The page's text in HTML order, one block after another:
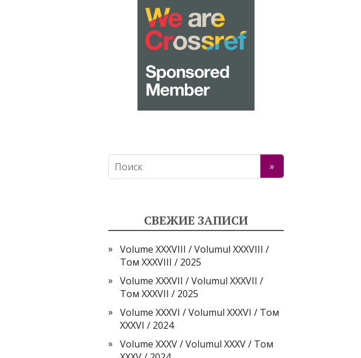
СВЕЖИЕ ЗАПИСИ
Volume XXXVIII / Volumul XXXVIII /
Том XXXVIII / 2025
Volume XXXVII / Volumul XXXVII /
Том XXXVII / 2025
Volume XXXVI / Volumul XXXVI / Том
XXXVI / 2024
Volume XXXV / Volumul XXXV / Том